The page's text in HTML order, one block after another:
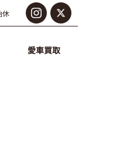
休
愛車買取